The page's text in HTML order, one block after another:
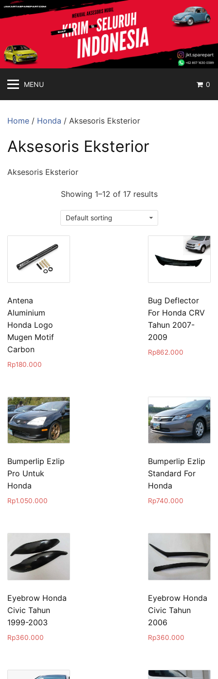
Langsung
ke
jakartasparepart
Online
MENU 0
Home / Honda / Aksesoris Eksterior
Aksesoris Eksterior
Aksesoris Eksterior
Showing 1–12 of 17 results
Antena
Aluminium
Honda Logo
Mugen Motif
Carbon
Rp180.000
Bug Deflector
For Honda CRV
Tahun 2007-
2009
Rp862.000
Bumperlip Ezlip
Pro Untuk
Honda
Rp1.050.000
Bumperlip Ezlip
Standard For
Honda
Rp740.000
Eyebrow Honda
Civic Tahun
1999-2003
Rp360.000
Eyebrow Honda
Civic Tahun
2006
Rp360.000